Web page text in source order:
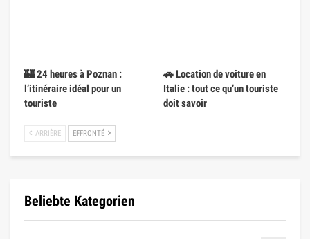
🏰 24 heures à Poznan :
l’itinéraire idéal pour un
touriste
🚗 Location de voiture en
Italie : tout ce qu’un touriste
doit savoir
ARRIÈRE EFFRONTÉ
Beliebte Kategorien